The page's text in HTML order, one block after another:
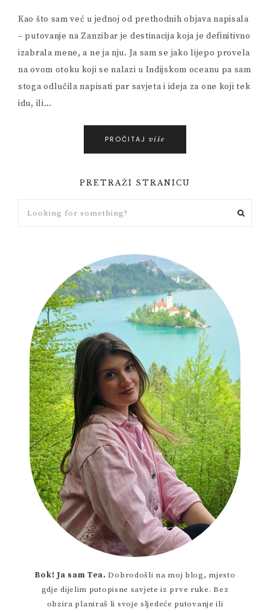
Kao što sam već u jednoj od prethodnih objava napisala
– putovanje na Zanzibar je destinacija koja je definitivno
izabrala mene, a ne ja nju. Ja sam se jako lijepo provela
na ovom otoku koji se nalazi u Indijskom oceanu pa sam
stoga odlučila napisati par savjeta i ideja za one koji tek
idu, ili…
PROČITAJ više
PRETRAŽI STRANICU
Bok! Ja sam Tea.Dobrodošli na moj blog, mjesto
gdje dijelim putopisne savjete iz prve ruke. Bez
obzira planiraš li svoje sljedeće putovanje ili